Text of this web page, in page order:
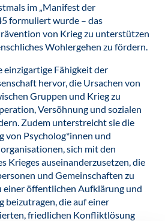
im „Manifest der
formuliert wurde – das
von Krieg zu unterstützen
Wohlergehen zu fördern.
einzigartige Fähigkeit der
hervor, die Ursachen von
Gruppen und Krieg zu
Versöhnung und sozialen
Zudem unterstreicht sie die
von Psycholog*innen und
sich mit den
Krieges auseinanderzusetzen, die
und Gemeinschaften zu
einer öffentlichen Aufklärung und
beizutragen, die auf einer
friedlichen Konfliktlösung